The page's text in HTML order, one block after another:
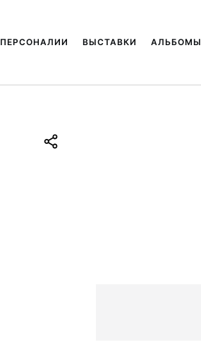
ПЕРСОНАЛИИ ВЫСТАВКИ АЛЬБОМЫ